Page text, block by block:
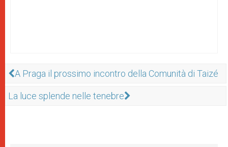
A Praga il prossimo incontro della Comunità di Taizé
La luce splende nelle tenebre